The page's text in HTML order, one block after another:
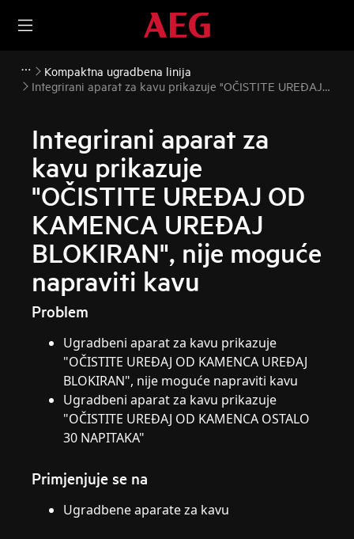
Kompaktna ugradbena linija
Integrirani aparat za kavu prikazuje "OČISTITE UREĐAJ
Integrirani aparat za
kavu prikazuje
"OČISTITE UREĐAJ OD
KAMENCA UREĐAJ
BLOKIRAN", nije moguće
napraviti kavu
Problem
Ugradbeni aparat za kavu prikazuje
"OČISTITE UREĐAJ OD KAMENCA UREĐAJ
BLOKIRAN", nije moguće napraviti kavu
Ugradbeni aparat za kavu prikazuje
"OČISTITE UREĐAJ OD KAMENCA OSTALO
30 NAPITAKA"
Primjenjuje se na
Ugradbene aparate za kavu